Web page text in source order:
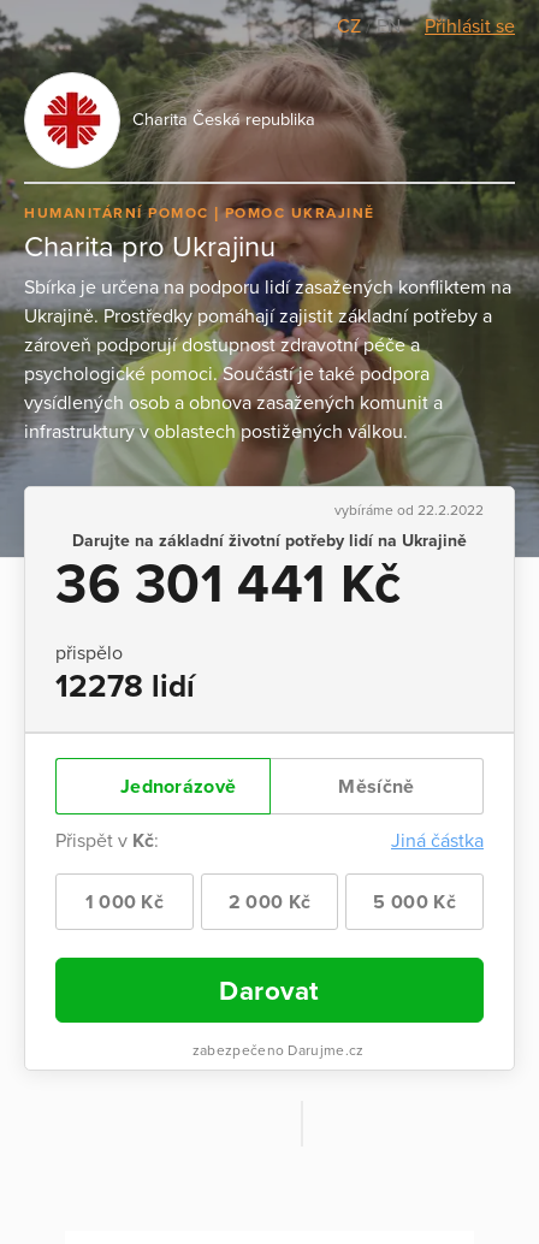
CZ/EN Přihlásit se
Charita Česká republika
HUMANITÁRNÍ POMOC POMOC UKRAJINĚ
Charita pro Ukrajinu
Sbírka je určena na podporu lidí zasažených konfliktem na
Ukrajině. Prostředky pomáhají zajistit základní potřeby a
zároveň podporují dostupnost zdravotní péče a
psychologické pomoci. Součástí je také podpora
vysídlených osob a obnova zasažených komunit a
infrastruktury v oblastech postižených válkou.
vybíráme od 22.2.2022
Darujte na základní životní potřeby lidí na Ukrajině
36 301 441 Kč
přispělo
12278 lidí
Jednorázově Měsíčně
Přispět v Kč: Jiná částka
1 000 Kč 2 000 Kč 5 000 Kč
Darovat
zabezpečeno Darujme.cz